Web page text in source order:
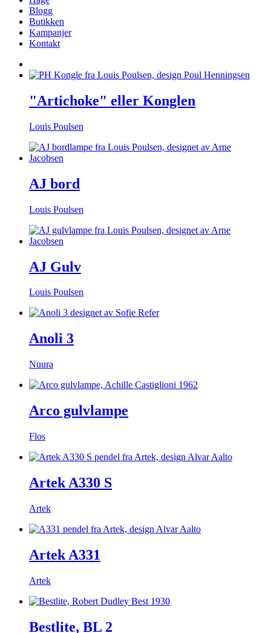
Blogg
Butikken
Kampanjer
Kontakt
"Artichoke" eller Konglen
Louis Poulsen
AJ bord
Louis Poulsen
AJ Gulv
Louis Poulsen
Anoli 3
Nuura
Arco gulvlampe
Flos
Artek A330 S
Artek
Artek A331
Artek
Bestlite, BL 2